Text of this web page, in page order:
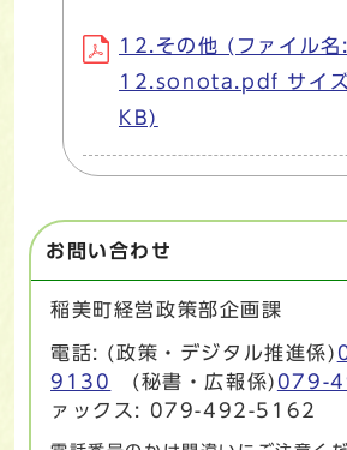
12.その他 (ファイル
12.sonota.pdf サイ
KB)
お問い合わせ
稲美町経営政策部企画課
電話: (政策・デジタル推進係)
9130
(秘書・広報係) 079-
ァックス: 079-492-5162